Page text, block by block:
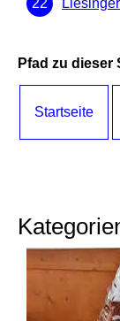
Pfad zu dieser
Startseite